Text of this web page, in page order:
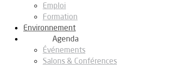
Emploi
Formation
Environnement
Agenda
Événements
Salons & Conférences